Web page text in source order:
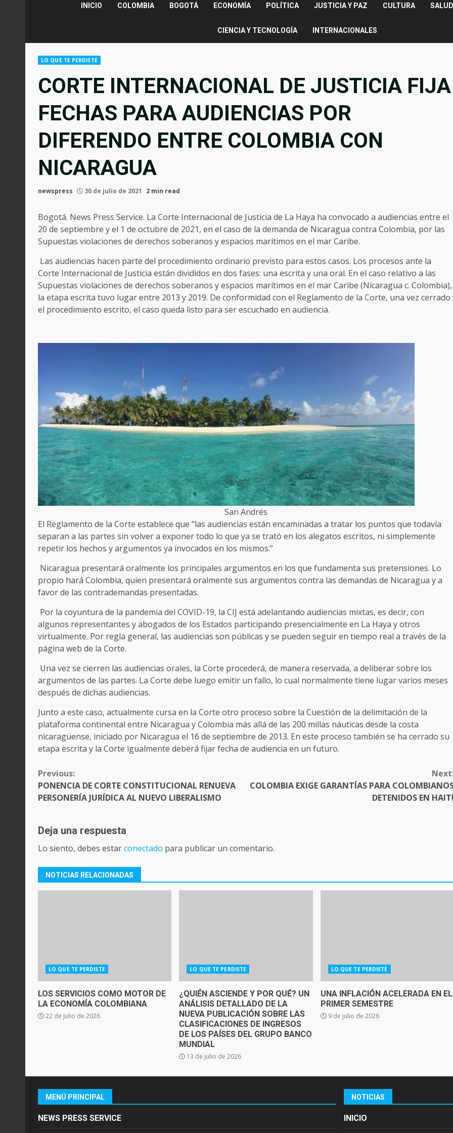
INICIO COLOMBIA BOGOTÁ ECONOMÍA POLÍTICA JUSTICIA Y PAZ CULTURA
CIENCIA Y TECNOLOGÍA INTERNACIONALES
LO QUE TE PERDISTE
CORTE INTERNACIONAL DE JUSTICIA FIJA
FECHAS PARA AUDIENCIAS POR
DIFERENDO ENTRE COLOMBIA CON
NICARAGUA
newspress 30 de julio de 2021 2 min read
Bogotá. News Press Service. La Corte Internacional de Justicia de La Haya ha convocado a audiencias entre el
20 de septiembre y el 1 de octubre de 2021, en el caso de la demanda de Nicaragua contra Colombia, por las
Supuestas violaciones de derechos soberanos y espacios marítimos en el mar Caribe.
Las audiencias hacen parte del procedimiento ordinario previsto para estos casos. Los procesos ante la
Corte Internacional de Justicia están divididos en dos fases: una escrita y una oral. En el caso relativo a las
Supuestas violaciones de derechos soberanos y espacios marítimos en el mar Caribe (Nicaragua c. Colombia),
la etapa escrita tuvo lugar entre 2013 y 2019. De conformidad con el Reglamento de la Corte, una vez cerrado
el procedimiento escrito, el caso queda listo para ser escuchado en audiencia.
San Andrés
El Reglamento de la Corte establece que “las audiencias están encaminadas a tratar los puntos que todavía
separan a las partes sin volver a exponer todo lo que ya se trató en los alegatos escritos, ni simplemente
repetir los hechos y argumentos ya invocados en los mismos.”
Nicaragua presentará oralmente los principales argumentos en los que fundamenta sus pretensiones. Lo
propio hará Colombia, quien presentará oralmente sus argumentos contra las demandas de Nicaragua y a
favor de las contrademandas presentadas.
Por la coyuntura de la pandemia del COVID-19, la CIJ está adelantando audiencias mixtas, es decir, con
algunos representantes y abogados de los Estados participando presencialmente en La Haya y otros
virtualmente. Por regla general, las audiencias son públicas y se pueden seguir en tiempo real a través de la
página web de la Corte.
Una vez se cierren las audiencias orales, la Corte procederá, de manera reservada, a deliberar sobre los
argumentos de las partes. La Corte debe luego emitir un fallo, lo cual normalmente tiene lugar varios meses
después de dichas audiencias.
Junto a este caso, actualmente cursa en la Corte otro proceso sobre la Cuestión de la delimitación de la
plataforma continental entre Nicaragua y Colombia más allá de las 200 millas náuticas desde la costa
nicaragüense, iniciado por Nicaragua el 16 de septiembre de 2013. En este proceso también se ha cerrado su
etapa escrita y la Corte igualmente deberá fijar fecha de audiencia en un futuro.
CONTINUE
READING
Previous:
PONENCIA DE CORTE CONSTITUCIONAL RENUEVA
PERSONERÍA JURÍDICA AL NUEVO LIBERALISMO
COLOMBIA EXIGE GARANTÍAS PARA
DETENIDOS EN
Deja una respuesta
Lo siento, debes estarconectado para publicar un comentario.
NOTICIAS RELACIONADAS
LO QUE TE PERDISTE
LOS SERVICIOS COMO MOTOR DE
LA ECONOMÍA COLOMBIANA
22 de julio de 2026
LO QUE TE PERDISTE
¿QUIÉN ASCIENDE Y POR QUÉ? UN
ANÁLISIS DETALLADO DE LA
NUEVA PUBLICACIÓN SOBRE LAS
CLASIFICACIONES DE INGRESOS
DE LOS PAÍSES DEL GRUPO BANCO
MUNDIAL
13 de julio de 2026
LO QUE TE PERDISTE
UNA INFLACIÓN ACELERADA EN EL
PRIMER SEMESTRE
9 de julio de 2026
MENÚ PRINCIPAL
NEWS PRESS SERVICE
NOTICIAS
INICIO